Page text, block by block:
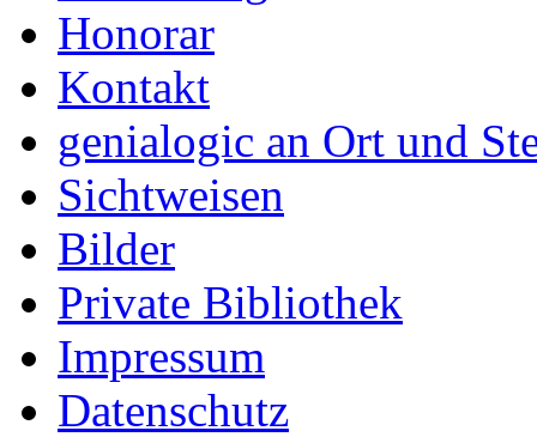
Honorar
Kontakt
genialogic an Ort und
Sichtweisen
Bilder
Private Bibliothek
Impressum
Datenschutz